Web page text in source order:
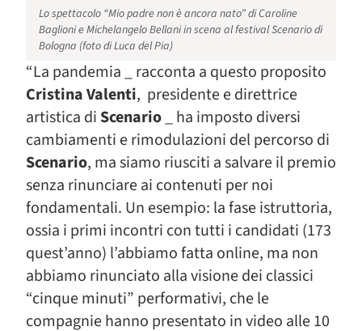
Lo spettacolo “Mio padre non è ancora nato” di Caroline
Baglioni e Michelangelo Bellani in scena al festival Scenario di
Bologna (foto di Luca del Pia)
“La pandemia _ racconta a questo proposito
Cristina Valenti, presidente e direttrice
artistica di Scenario_ ha imposto diversi
cambiamenti e rimodulazioni del percorso di
Scenario, ma siamo riusciti a salvare il premio
senza rinunciare ai contenuti per noi
fondamentali. Un esempio: la fase istruttoria,
ossia i primi incontri con tutti i candidati (173
quest’anno) l’abbiamo fatta online, ma non
abbiamo rinunciato alla visione dei classici
“cinque minuti” performativi, che le
compagnie hanno presentato in video alle 10